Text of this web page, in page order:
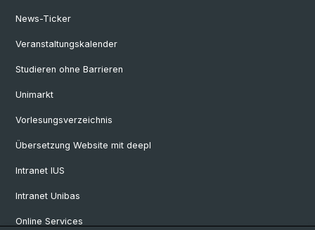
News-Ticker
Veranstaltungskalender
Studieren ohne Barrieren
Unimarkt
Vorlesungsverzeichnis
Übersetzung Website mit deepl
Intranet IUS
Intranet Unibas
Online Services